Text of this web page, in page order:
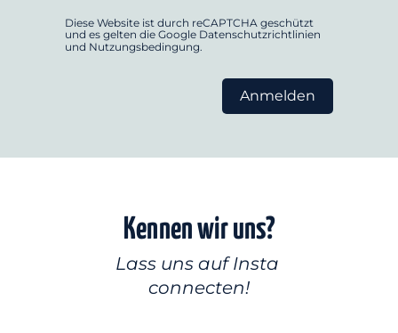
Diese Website ist durch reCAPTCHA geschützt
und es gelten die Google Datenschutzrichtlinien
und Nutzungsbedingung.
Anmelden
Kennen wir uns?
Lass uns auf Insta
connecten!